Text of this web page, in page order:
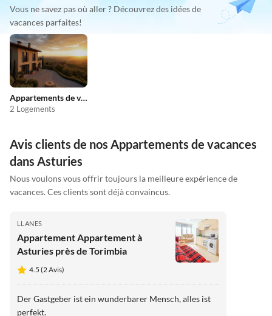
Vous ne savez pas où aller ? Découvrez des idées de
vacances parfaites!
Appartements de vacances pas chers
2 Logements
Avis clients de nos Appartements de vacances
dans Asturies
Nous voulons vous offrir toujours la meilleure expérience de
vacances. Ces clients sont déjà convaincus.
LLANES
Appartement Appartement à
Asturies près de Torimbia
4.5 (2 Avis)
Der Gastgeber ist ein wunderbarer Mensch, alles ist
perfekt.